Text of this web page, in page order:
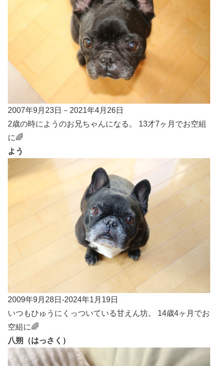
2007年9月23日－2021年4月26日
2歳の時にようのお兄ちゃんになる。 13才7ヶ月でお空組
に🌈
よう
2009年9月28日-2024年1月19日
いつもひゅうにくっついている甘えん坊。 14歳4ヶ月でお
空組に🌈
八朔（はっさく）